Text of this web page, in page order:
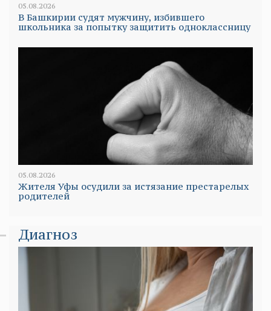
05.08.2026
В Башкирии судят мужчину, избившего
школьника за попытку защитить одноклассницу
05.08.2026
Жителя Уфы осудили за истязание престарелых
родителей
Диагноз